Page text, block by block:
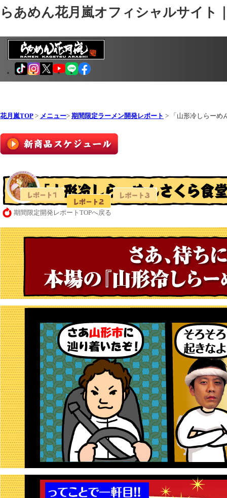
らあめん花月嵐オフィシャルサイト
花月嵐TOP > メニュー> 期間限定ラーメン開発レポート > 「山形冷しらーめ
期間限定開発レポートTOPへ戻る